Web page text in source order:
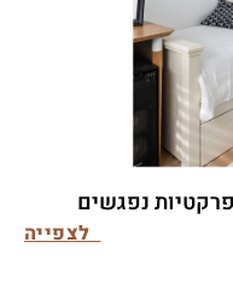
נפגשים
לצפייה